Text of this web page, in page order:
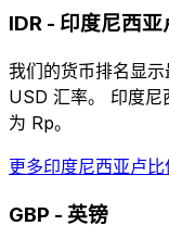
IDR - 印度尼西亚
我们的货币排名显
USD 汇率。 印度尼
为 Rp。
更多印度尼西亚卢比
GBP - 英镑